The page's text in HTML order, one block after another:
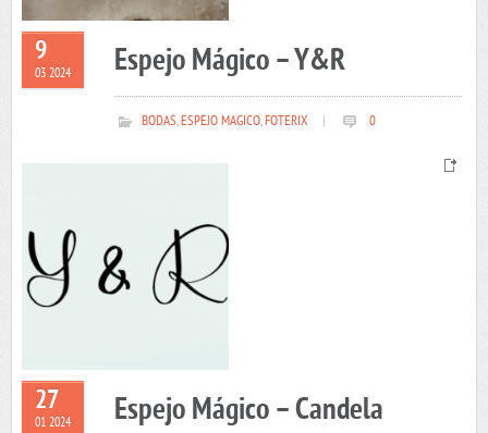
9
03 2024 Espejo Mágico – Y&R
BODAS,ESPEJO MAGICO,FOTERIX 0
27
01 2024 Espejo Mágico – Candela